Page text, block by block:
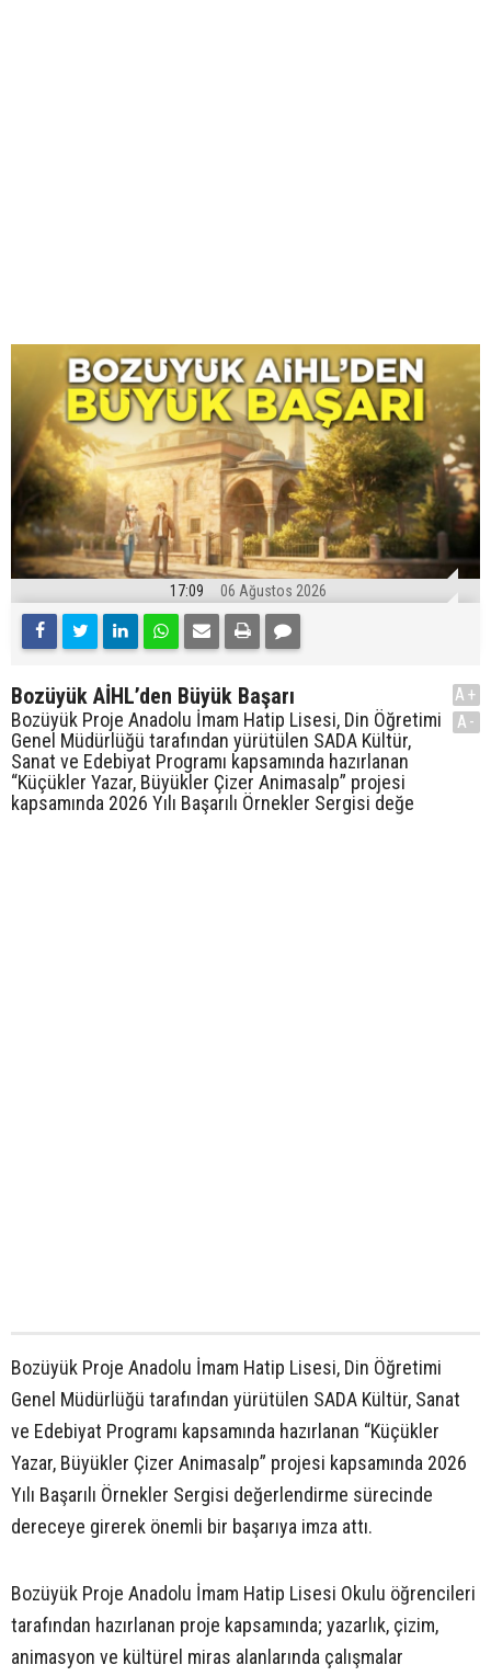
17:09 06 Ağustos 2026
Bozüyük AİHL’den Büyük Başarı
Bozüyük Proje Anadolu İmam Hatip Lisesi, Din Öğretimi
Genel Müdürlüğü tarafından yürütülen SADA Kültür,
Sanat ve Edebiyat Programı kapsamında hazırlanan
“Küçükler Yazar, Büyükler Çizer Animasalp” projesi
kapsamında 2026 Yılı Başarılı Örnekler Sergisi değe
A+
A-
Bozüyük Proje Anadolu İmam Hatip Lisesi, Din Öğretimi
Genel Müdürlüğü tarafından yürütülen SADA Kültür, Sanat
ve Edebiyat Programı kapsamında hazırlanan “Küçükler
Yazar, Büyükler Çizer Animasalp” projesi kapsamında 2026
Yılı Başarılı Örnekler Sergisi değerlendirme sürecinde
dereceye girerek önemli bir başarıya imza attı.
Bozüyük Proje Anadolu İmam Hatip Lisesi Okulu öğrencileri
tarafından hazırlanan proje kapsamında; yazarlık, çizim,
animasyon ve kültürel miras alanlarında çalışmalar